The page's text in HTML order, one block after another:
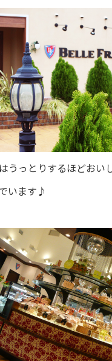
うっとりするほどおい
います♪